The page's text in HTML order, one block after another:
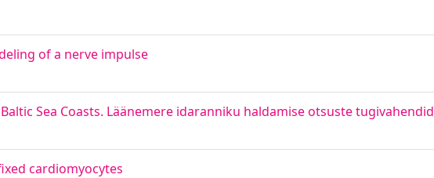
of a nerve impulse
Sea Coasts. Läänemere idaranniku haldamise otsuste tugivahendid
cardiomyocytes